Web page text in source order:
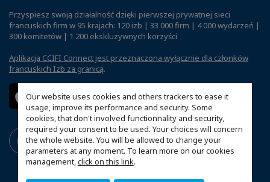
Our website uses cookies and others trackers to ease it
usage, improve its performance and security. Some
cookies, that don't involved functionnality and security,
required your consent to be used. Your choices will concern
the whole website. You will be allowed to change your
parameters at any moment. To learn more on our cookies
management,click on this link.
Przyspiesz swoją działalność dzięki pierwszej prywatnej sieci
francuskich firm w 95 krajach: 120 izb | 33 000 firm | 4 000 wydarzeń |
300 komitetów | 1 200 ekskluzywnych korzyści
Aplikacja CCIFI Connect jest przeznaczona wyłącznie dla członków
francuskich Izb za granicą.